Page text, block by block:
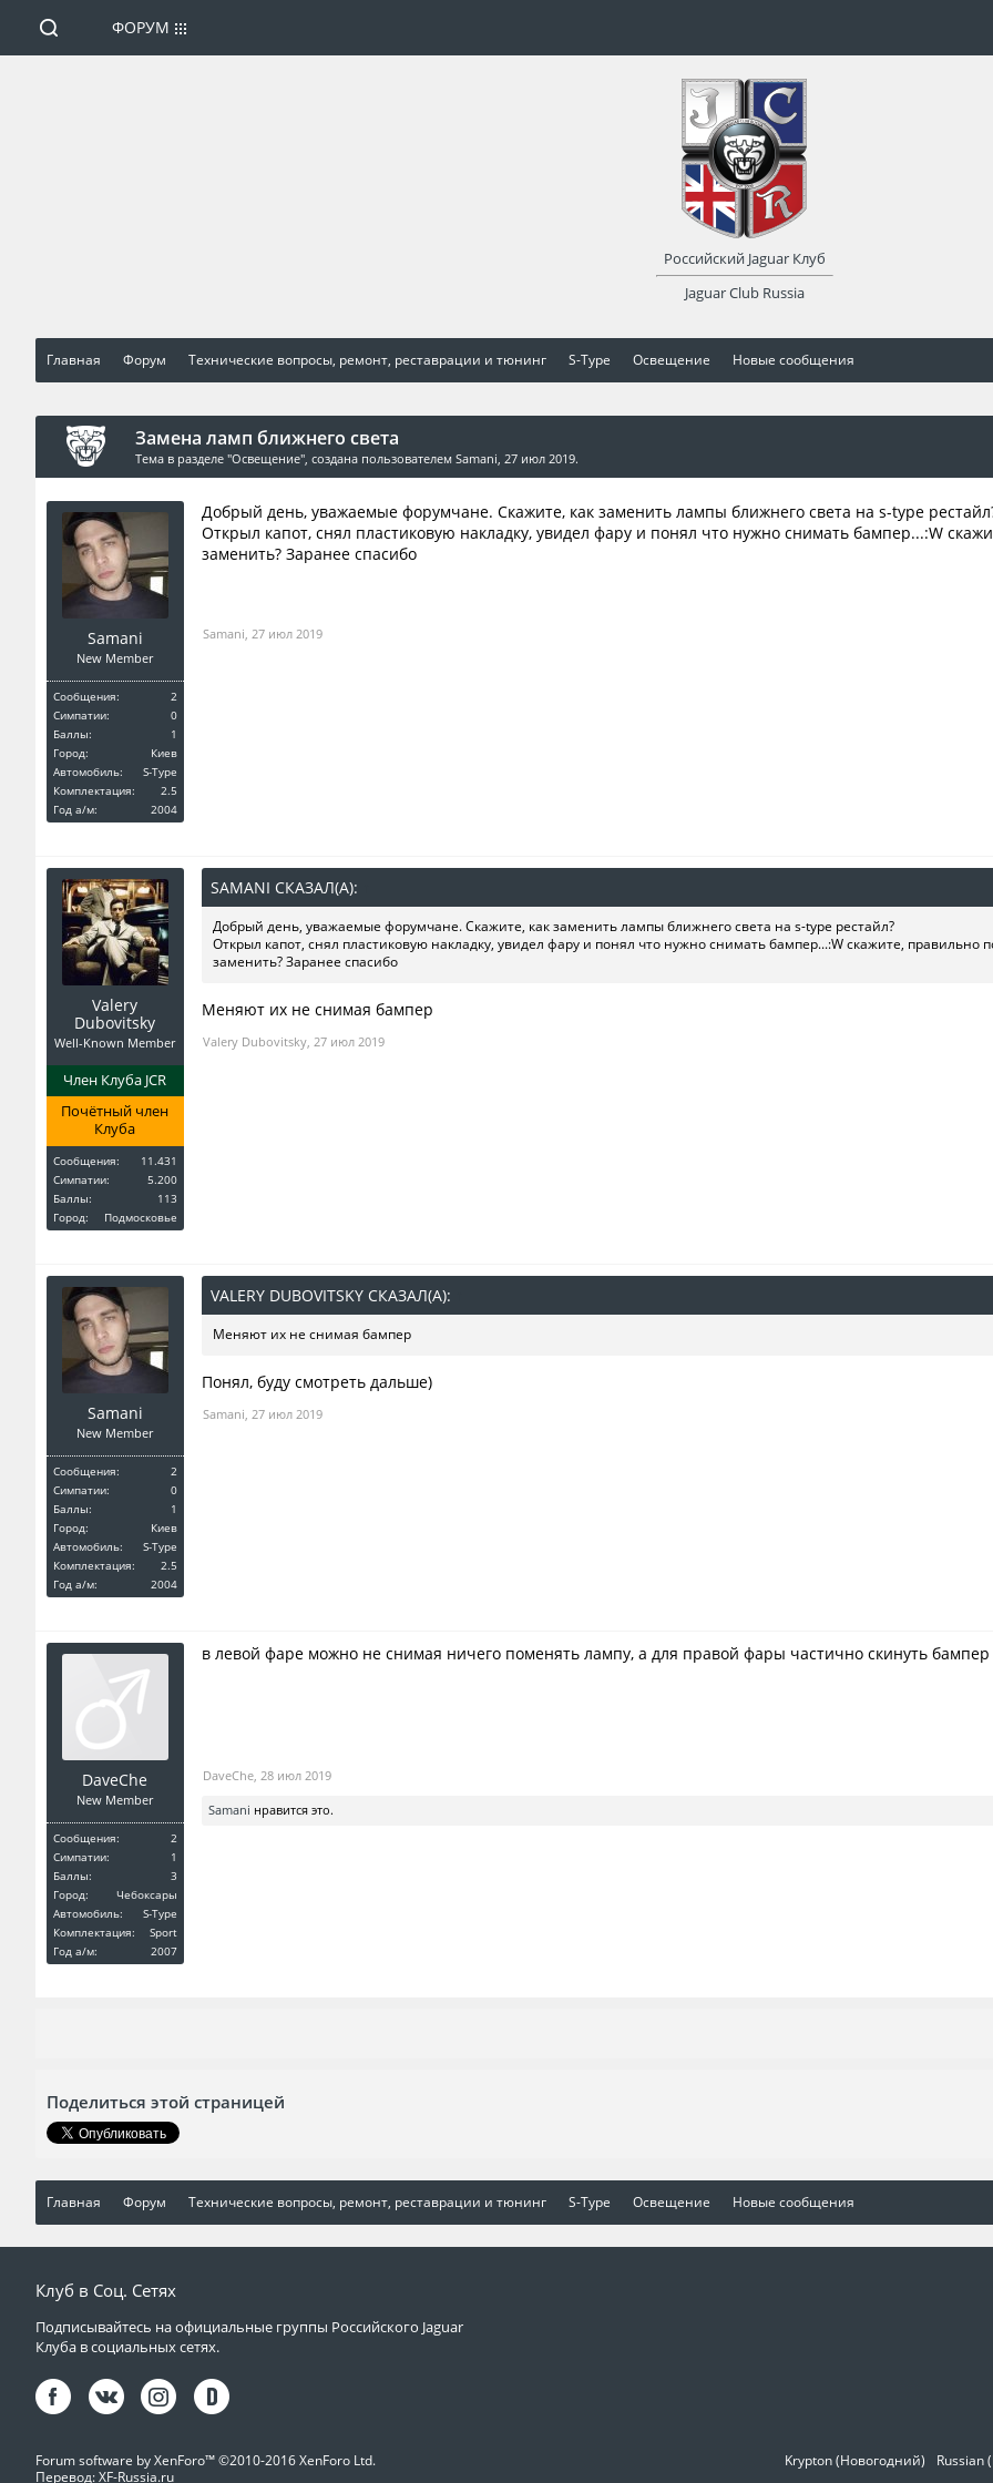
Главная Форум Технические вопросы, ремонт, реставрации и тюнинг S-Type Освещение Новые сообщения
Замена ламп ближнего света
Тема в разделе "Освещение", создана пользователем Samani, 27 июл 2019.
Samani
New Member
Сообщения:
2
Симпатии:
0
Баллы:
1
Город:
Киев
Автомобиль:
S-Type
Комплектация:
2.5
Год a/м:
2004
Добрый день, уважаемые форумчане. Скажите, как заменить лампы ближнего света на s-type
Открыл капот, снял пластиковую накладку, увидел фару и понял что нужно снимать бампер...:W
заменить? Заранее спасибо
Samani, 27 июл 2019
Valery
Dubovitsky
Well-Known Member
Член Клуба JCR
Почётный член
Клуба
Сообщения:
11.431
Симпатии:
5.200
Баллы:
113
Город:
Подмосковье
SAMANI СКАЗАЛ(А):
Добрый день, уважаемые форумчане. Скажите, как заменить лампы ближнего света на s-type рестайл?
Открыл капот, снял пластиковую накладку, увидел фару и понял что нужно снимать бампер...:W скажите, правильно
заменить? Заранее спасибо
Меняют их не снимая бампер
Valery Dubovitsky, 27 июл 2019
Samani
New Member
Сообщения:
2
Симпатии:
0
Баллы:
1
Город:
Киев
Автомобиль:
S-Type
Комплектация:
2.5
Год a/м:
2004
VALERY DUBOVITSKY СКАЗАЛ(А):
Меняют их не снимая бампер
Понял, буду смотреть дальше)
Samani, 27 июл 2019
DaveChe
New Member
Сообщения:
2
Симпатии:
1
Баллы:
3
Город:
Чебоксары
Автомобиль:
S-Type
Комплектация:
Sport
Год a/м:
2007
в левой фаре можно не снимая ничего поменять лампу, а для правой фары частично скинуть бампер
DaveChe, 28 июл 2019
Samani нравится это.
Поделиться этой страницей
Главная Форум Технические вопросы, ремонт, реставрации и тюнинг S-Type Освещение Новые сообщения
ФОРУМ
Российский Jaguar Клуб
Jaguar Club Russia
Клуб в Соц. Сетях
Подписывайтесь на официальные группы Российского Jaguar
Клуба в социальных сетях.
Forum software by XenForo™©2010-2016 XenForo Ltd.
Перевод:XF-Russia.ru
Krypton (Новогодний) Russian